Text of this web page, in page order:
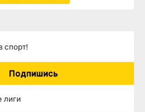
спорт!
Подпишись
лиги